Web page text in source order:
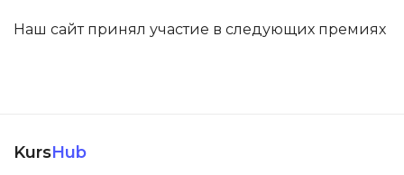
Наш сайт принял участие в следующих премиях
KursHub
Дизайн